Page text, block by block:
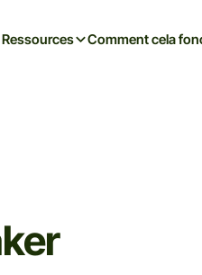
Ressources Comment cela